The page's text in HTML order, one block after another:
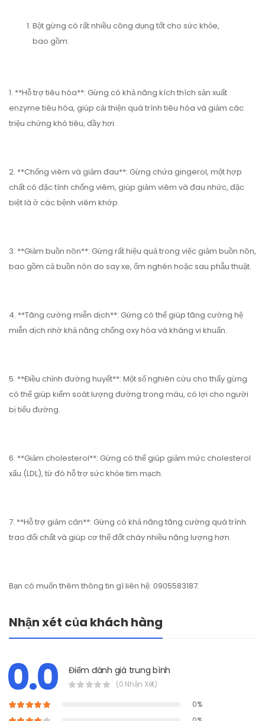
Bột gừng có rất nhiều công dụng tốt cho sức khỏe,
bao gồm:
1. **Hỗ trợ tiêu hóa**: Gừng có khả năng kích thích sản xuất
enzyme tiêu hóa, giúp cải thiện quá trình tiêu hóa và giảm các
triệu chứng khó tiêu, đầy hơi.
2. **Chống viêm và giảm đau**: Gừng chứa gingerol, một hợp
chất có đặc tính chống viêm, giúp giảm viêm và đau nhức, đặc
biệt là ở các bệnh viêm khớp.
3. **Giảm buồn nôn**: Gừng rất hiệu quả trong việc giảm buồn nôn,
bao gồm cả buồn nôn do say xe, ốm nghén hoặc sau phẫu thuật.
4. **Tăng cường miễn dịch**: Gừng có thể giúp tăng cường hệ
miễn dịch nhờ khả năng chống oxy hóa và kháng vi khuẩn.
5. **Điều chỉnh đường huyết**: Một số nghiên cứu cho thấy gừng
có thể giúp kiểm soát lượng đường trong máu, có lợi cho người
bị tiểu đường.
6. **Giảm cholesterol**: Gừng có thể giúp giảm mức cholesterol
xấu (LDL), từ đó hỗ trợ sức khỏe tim mạch.
7. **Hỗ trợ giảm cân**: Gừng có khả năng tăng cường quá trình
trao đổi chất và giúp cơ thể đốt cháy nhiều năng lượng hơn.
Bạn có muốn thêm thông tin gì liên hệ: 0905583187.
Nhận xét của khách hàng
0.0 Điểm đánh giá trung bình
(0 Nhận Xét)
0%